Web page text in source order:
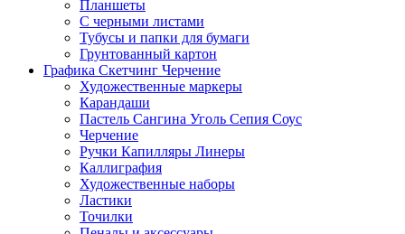
Планшеты
С черными листами
Тубусы и папки для бумаги
Грунтованный картон
Графика Скетчинг Черчение
Художественные маркеры
Карандаши
Пастель Сангина Уголь Сепия Соус
Черчение
Ручки Капилляры Линеры
Каллиграфия
Художественные наборы
Ластики
Точилки